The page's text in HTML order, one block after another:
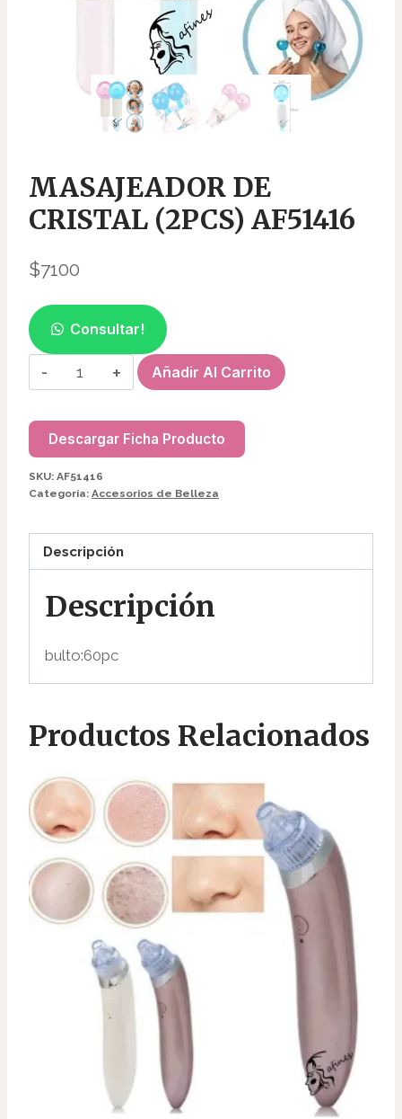
MASAJEADOR DE
CRISTAL (2PCS) AF51416
$7100
Consultar!
MASAJEADOR
DE
(2PCS)
AF51416
cantidad
Añadir Al Carrito
Descargar Ficha Producto
SKU: AF51416
Categoría: Accesorios de Belleza
Descripción
Descripción
bulto:60pc
Productos Relacionados